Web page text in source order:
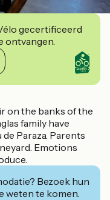
gecertificeerd
ontvangen.
on the banks of the
family have
Paraza. Parents
Emotions
Bezoek hun
weten te komen.